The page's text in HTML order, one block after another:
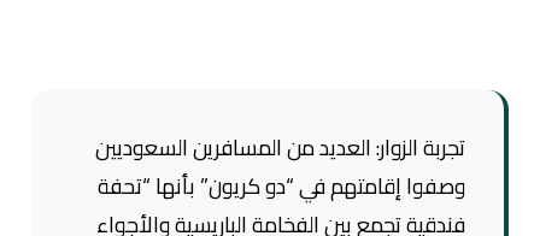
تجربة الزوار: العديد من المسافرين السعوديين
وصفوا إقامتهم في “دو كريون” بأنها “تحفة
فندقية تجمع بين الفخامة الباريسية والأجواء